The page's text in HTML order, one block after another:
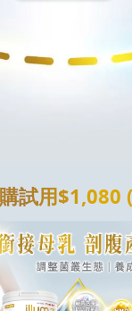
試用$1,080